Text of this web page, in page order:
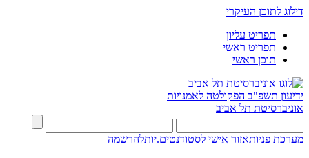
דילוג לתוכן העיקרי
תפריט עליון
תפריט ראשי
תוכן ראשי
ידיעון תשפ"ב הפקולטה לאמנויות
אוניברסיטת תל אביב
מערכת פניותאזור אישי לסטודנטים.יותלהרשמה